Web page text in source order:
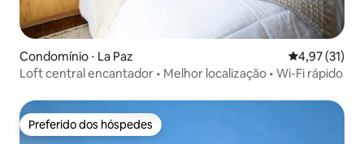
Condomínio ⋅ La Paz 4,97 de uma
4,97 (31)
Loft central encantador • Melhor localização • Wi-Fi rápido
Preferido dos hóspedes
Preferido dos hóspedes